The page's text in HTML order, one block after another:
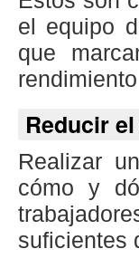
el equipo
que
Reducir
Realizar
cómo y
suficientes